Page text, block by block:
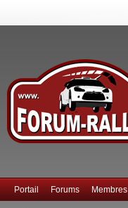
Portail Forums Membres